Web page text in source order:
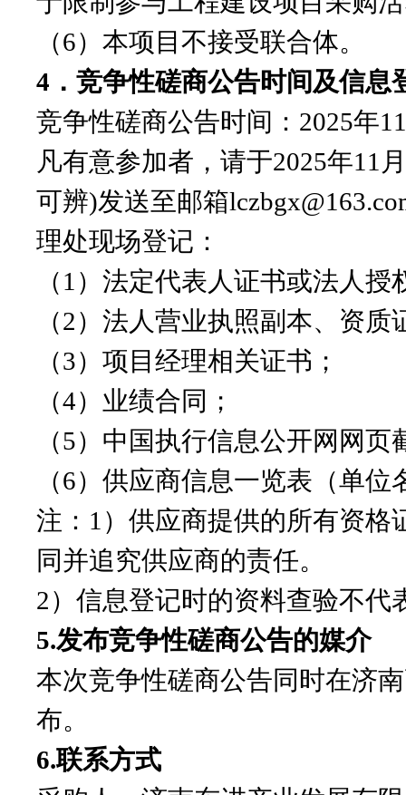
（6）本项目不接受联合体。
4．竞争性磋商公告时间及信息
竞争性磋商公告时间： 2025年
凡有意参加者，请于2025年11
可辨)发送至邮箱
理处现场登记：
（1）法定代表人证书或法人
（2）法人营业执照副本、资质
（3）项目经理相关证书；
（4）业绩合同；
（5）中国执行信息公开网网页
（6）供应商信息一览表（单位
注： 1）供应商提供的所有资格
同并追究供应商的责任。
2）信息登记时的资料查验不
5.发布竞争性磋商公告的媒介
本次竞争性磋商公告同时在济
布。
6.联系方式